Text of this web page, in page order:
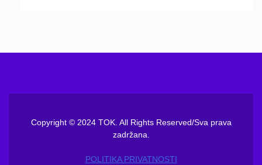
Copyright © 2024 TOK. All Rights Reserved/Sva prava
zadržana.
POLITIKA PRIVATNOSTI